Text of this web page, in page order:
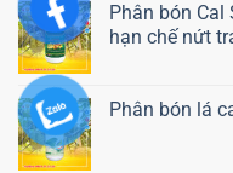
Phân bón Cal
hạn chế nứt
Liên hệ ngay
Phân bón lá